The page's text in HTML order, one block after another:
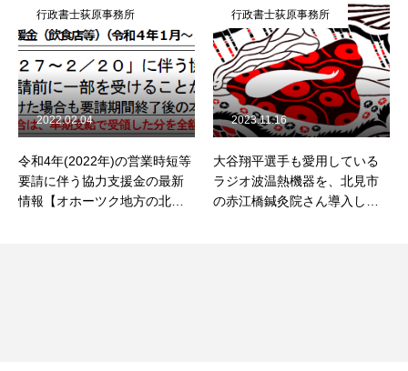
行政書士荻原事務所
大谷翔平選手も愛用している
ラジオ波温熱機器を、北見市
の赤江橋鍼灸院さん導入しま
2023.11.16
行政書士荻原事務所
未来ファーム様インフィール
ドワイナリーでの、2020年産
キャンベル・アーリーロゼの
2021.04.09